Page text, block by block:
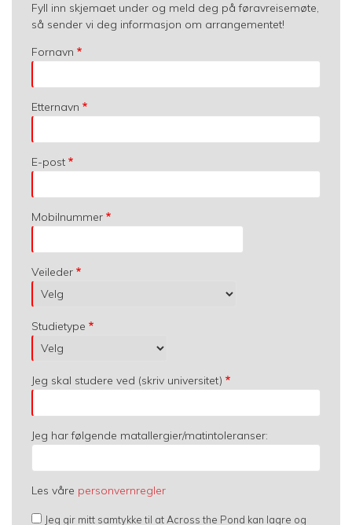
Fyll inn skjemaet under og meld deg på føravreisemøte,
så sender vi deg informasjon om arrangementet!
Fornavn
Etternavn
E-post
Mobilnummer
Veileder
Studietype
Jeg skal studere ved (skriv universitet)
Jeg har følgende matallergier/matintoleranser:
Les våre personvernregler
Jeg gir mitt samtykke til at Across the Pond kan lagre og